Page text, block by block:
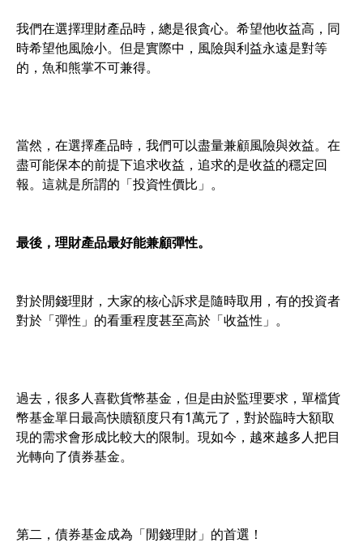
我們在選擇理財產品時，總是很貪心。希望他收益高，同
時希望他風險小。但是實際中，風險與利益永遠是對等
的，魚和熊掌不可兼得。
當然，在選擇產品時，我們可以盡量兼顧風險與效益。在
盡可能保本的前提下追求收益，追求的是收益的穩定回
報。這就是所謂的「投資性價比」。
最後，理財產品最好能兼顧彈性。
對於閒錢理財，大家的核心訴求是隨時取用，有的投資者
對於「彈性」的看重程度甚至高於「收益性」。
過去，很多人喜歡貨幣基金，但是由於監理要求，單檔貨
幣基金單日最高快贖額度只有1萬元了，對於臨時大額取
現的需求會形成比較大的限制。現如今，越來越多人把目
光轉向了債券基金。
第二，債券基金成為「閒錢理財」的首選！